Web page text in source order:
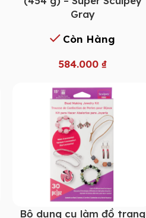
Gray
Còn Hàng
584.000 ₫
Bộ dụng cụ làm đồ trang